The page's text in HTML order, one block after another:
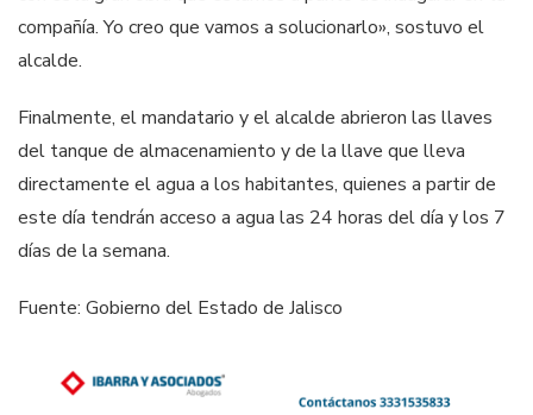
compañía. Yo creo que vamos a solucionarlo», sostuvo el
alcalde.
Finalmente, el mandatario y el alcalde abrieron las llaves
del tanque de almacenamiento y de la llave que lleva
directamente el agua a los habitantes, quienes a partir de
este día tendrán acceso a agua las 24 horas del día y los 7
días de la semana.
Fuente: Gobierno del Estado de Jalisco